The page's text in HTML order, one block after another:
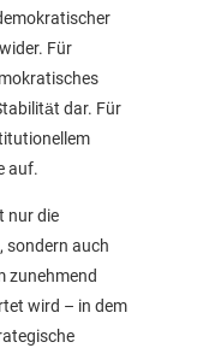
Für
dar. Für
auf.
nur die
sondern auch
zunehmend
wird – in dem